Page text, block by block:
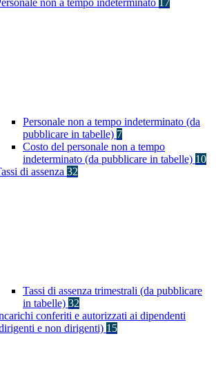
non a tempo indeterminato 17
Personale non a tempo indeterminato (da
pubblicare in tabelle) 7
Costo del personale non a tempo
indeterminato (da pubblicare in tabelle) 10
di assenza 32
Tassi di assenza trimestrali (da pubblicare
in tabelle) 32
conferiti e autorizzati ai dipendenti
e non dirigenti) 15